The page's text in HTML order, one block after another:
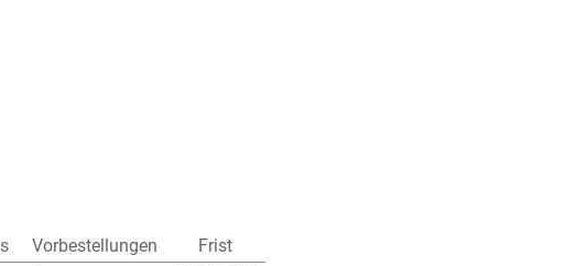
Vorbestellungen
Frist